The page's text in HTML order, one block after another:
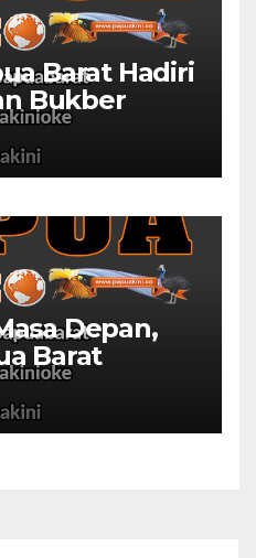
Barat Hadiri
Bukber
dan
Depan,
Barat
RKPD 2027